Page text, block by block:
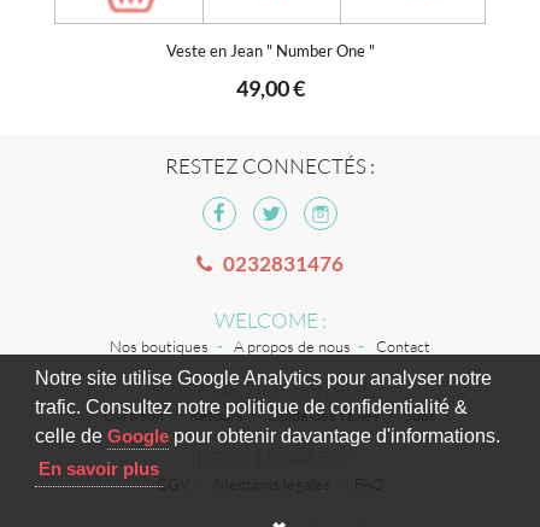
Notre site utilise Google Analytics pour analyser notre
trafic. Consultez notre politique de confidentialité &
celle de Googlepour obtenir davantage d'informations.
En savoir plus
Veste en Jean " Number One "
49,00 €
RESTEZ CONNECTÉS :
0232831476
WELCOME :
Nos boutiques A propos de nous Contact
LES + DE TILT VINTAGE :
Livraison Retours Guide des tailles Jobs
CGV